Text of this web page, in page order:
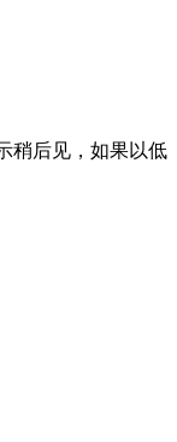
稍后见，如果以低